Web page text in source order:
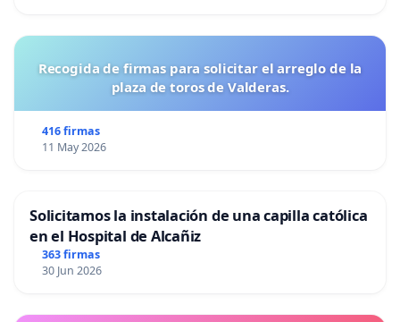
Recogida de firmas para solicitar el arreglo de la
plaza de toros de Valderas.
416 firmas
11 May 2026
Solicitamos la instalación de una capilla católica
en el Hospital de Alcañiz
363 firmas
30 Jun 2026